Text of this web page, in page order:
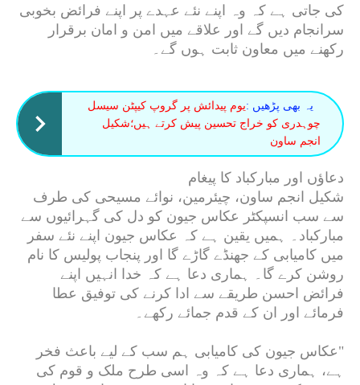
کی جاتی ہے کہ وہ اپنے نئے عہدے پر اپنے فرائض بخوبی
سرانجام دیں گے اور علاقے میں امن و امان برقرار
رکھنے میں معاون ثابت ہوں گے۔
یہ بھی پڑھیں :یوم پیدائش پر گروپ کیپٹن سیسل
چوہدری کو خراج تحسین پیش کرتے ہیں؛شکیل
انجم ساون
دعاؤں اور مبارکباد کا پیغام
شکیل انجم ساون، چیئرمین، نوائے مسیحی کی طرف
سے سب انسپکٹر عکاس جیون کو دل کی گہرائیوں سے
مبارکباد۔ ہمیں یقین ہے کہ عکاس جیون اپنے نئے سفر
میں کامیابی کے جھنڈے گاڑے گا اور پنجاب پولیس کا نام
روشن کرے گا۔ ہماری دعا ہے کہ خدا انہیں اپنے
فرائض احسن طریقے سے ادا کرنے کی توفیق عطا
فرمائے اور ان کے قدم جمائے رکھے۔
"عکاس جیون کی کامیابی ہم سب کے لیے باعث فخر
ہے، ہماری دعا ہے کہ وہ اسی طرح ملک و قوم کی